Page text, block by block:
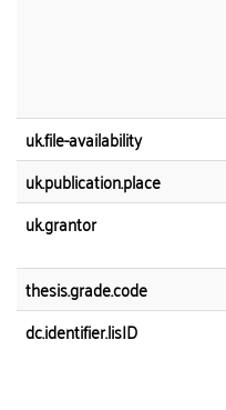
uk.file-availability
uk.publication.place
uk.grantor
thesis.grade.code
dc.identifier.lisID